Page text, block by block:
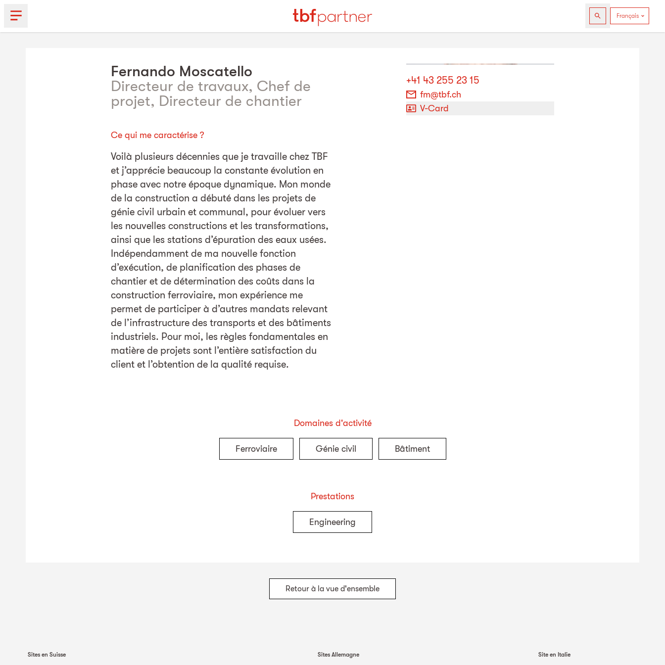
Fernando Moscatello
Directeur de travaux, Chef de
projet, Directeur de chantier
Ce qui me caractérise ?
Voilà plusieurs décennies que je travaille chez TBF
et j’apprécie beaucoup la constante évolution en
phase avec notre époque dynamique. Mon monde
de la construction a débuté dans les projets de
génie civil urbain et communal, pour évoluer vers
les nouvelles constructions et les transformations,
ainsi que les stations d’épuration des eaux usées.
Indépendamment de ma nouvelle fonction
d’exécution, de planification des phases de
chantier et de détermination des coûts dans la
construction ferroviaire, mon expérience me
permet de participer à d’autres mandats relevant
de l’infrastructure des transports et des bâtiments
industriels. Pour moi, les règles fondamentales en
matière de projets sont l’entière satisfaction du
client et l’obtention de la qualité requise.
+41 43 255 23 15
fm@tbf.ch
V-Card
Domaines d'activité
Ferroviaire Génie civil Bâtiment
Prestations
Engineering
Retour à la vue d'ensemble
Sites en Suisse Sites Allemagne Site en Italie